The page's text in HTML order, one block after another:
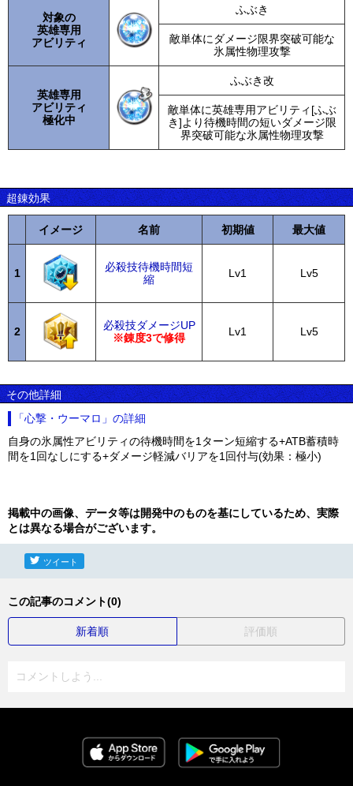
対象の
英雄専用
アビリティ
ふぶき
敵単体にダメージ限界突破可能な
氷属性物理攻撃
英雄専用
アビリティ
極化中
ふぶき改
敵単体に英雄専用アビリティ[ふぶ
き]より待機時間の短いダメージ限
界突破可能な氷属性物理攻撃
超錬効果
イメージ 名前 初期値 最大値
1
必殺技待機時間短
縮
Lv1 Lv5
2
必殺技ダメージUP
※錬度3で修得
Lv1 Lv5
その他詳細
「心撃・ウーマロ」の詳細
自身の氷属性アビリティの待機時間を1ターン短縮する+ATB蓄積時
間を1回なしにする+ダメージ軽減バリアを1回付与(効果：極小)
掲載中の画像、データ等は開発中のものを基にしているため、実際
とは異なる場合がございます。
ツイート
この記事のコメント(0)
新着順 評価順
コメントしよう...